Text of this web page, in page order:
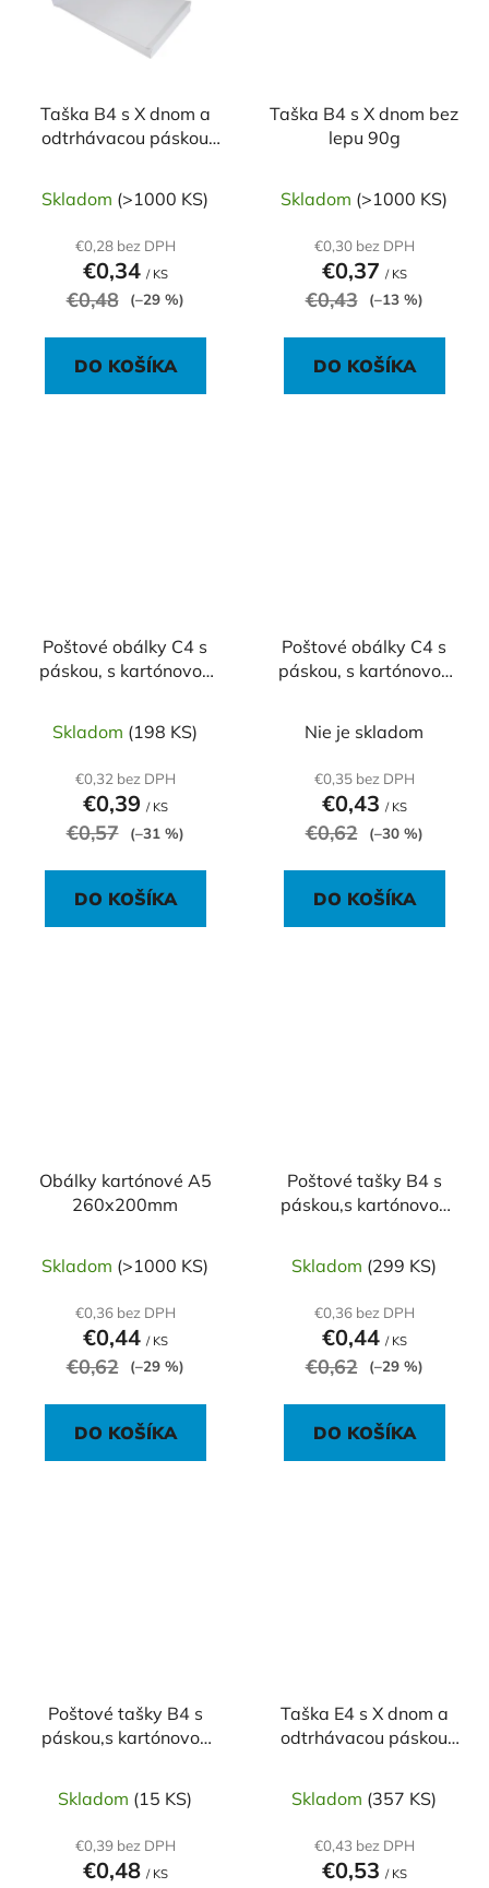
Taška B4 s X dnom a
odtrhávacou páskou
Skladom (>1000 KS)
€0,28 bez DPH
€0,34 / KS
€0,48 (–29 %)
DO KOŠÍKA
Taška B4 s X dnom bez
lepu 90g
Skladom (>1000 KS)
€0,30 bez DPH
€0,37 / KS
€0,43 (–13 %)
DO KOŠÍKA
Poštové obálky C4 s
páskou, s kartónovou
Skladom (198 KS)
€0,32 bez DPH
€0,39 / KS
€0,57 (–31 %)
DO KOŠÍKA
Poštové obálky C4 s
páskou, s kartónovou
Nie je skladom
€0,35 bez DPH
€0,43 / KS
€0,62 (–30 %)
DO KOŠÍKA
Obálky kartónové A5
260x200mm
Skladom (>1000 KS)
€0,36 bez DPH
€0,44 / KS
€0,62 (–29 %)
DO KOŠÍKA
Poštové tašky B4 s
páskou,s kartónovou
Skladom (299 KS)
€0,36 bez DPH
€0,44 / KS
€0,62 (–29 %)
DO KOŠÍKA
Poštové tašky B4 s
páskou,s kartónovou
Skladom (15 KS)
€0,39 bez DPH
€0,48 / KS
Taška E4 s X dnom a
odtrhávacou páskou
Skladom (357 KS)
€0,43 bez DPH
€0,53 / KS